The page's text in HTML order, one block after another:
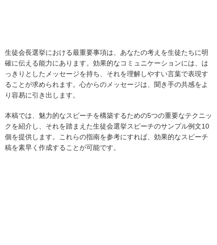
生徒会長選挙における最重要事項は、あなたの考えを生徒たちに明
確に伝える能力にあります。効果的なコミュニケーションには、は
っきりとしたメッセージを持ち、それを理解しやすい言葉で表現す
ることが求められます。心からのメッセージは、聞き手の共感をよ
り容易に引き出します。
本稿では、魅力的なスピーチを構築するための5つの重要なテクニッ
クを紹介し、それを踏まえた生徒会選挙スピーチのサンプル例文10
個を提供します。これらの指南を参考にすれば、効果的なスピーチ
稿を素早く作成することが可能です。